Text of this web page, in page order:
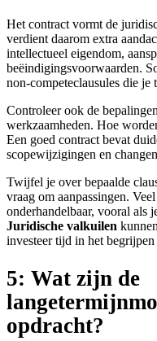
Het contract vormt de
verdient daarom extra
intellectueel eigendom,
beëindigingsvoorwaarden.
non-competeclausules die je
Controleer ook de
werkzaamheden. Hoe
Een goed contract bevat
scopewijzigingen en
Twijfel je over bepaalde
vraag om aanpassingen.
onderhandelbaar, vooral als
Juridische valkuilen
investeer tijd in het
5: Wat zijn de
opdracht?